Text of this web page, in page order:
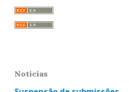
Notícias